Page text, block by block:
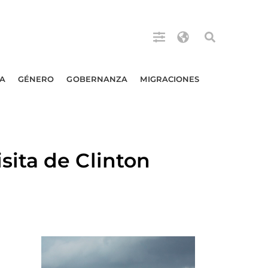
GÉNERO GOBERNANZA MIGRACIONES
de Clinton